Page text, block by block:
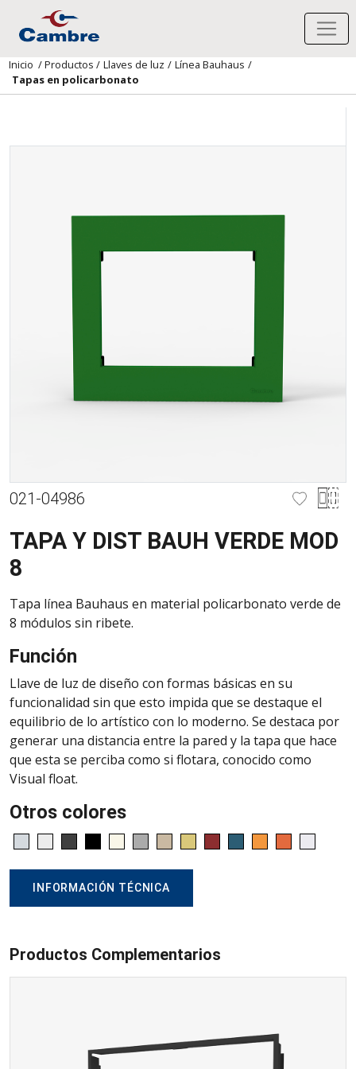
Inicio /Productos / Llaves de luz / Línea Bauhaus /
Tapas en policarbonato
021-04986
TAPA Y DIST BAUH VERDE MOD
8
Tapa línea Bauhaus en material policarbonato verde de
8 módulos sin ribete.
Función
Llave de luz de diseño con formas básicas en su
funcionalidad sin que esto impida que se destaque el
equilibrio de lo artístico con lo moderno. Se destaca por
generar una distancia entre la pared y la tapa que hace
que esta se perciba como si flotara, conocido como
Visual float.
Otros colores
INFORMACIÓN TÉCNICA
Productos Complementarios